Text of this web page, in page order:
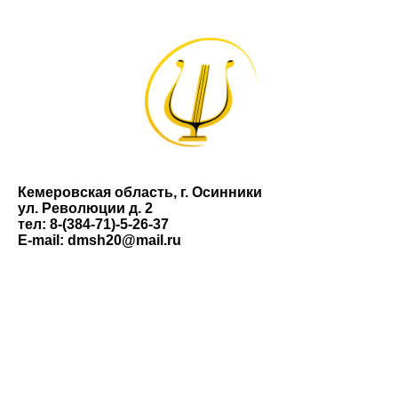
Кемеровская область, г. Осинники
ул. Революции д. 2
тел: 8-(384-71)-5-26-37
E-mail: dmsh20@mail.ru